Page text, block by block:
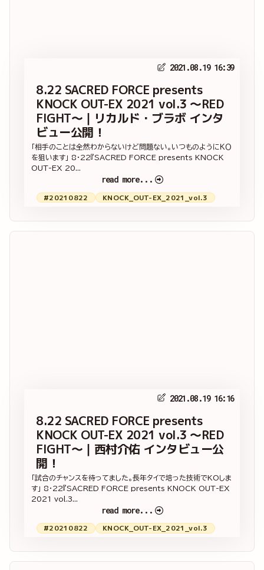
2021.08.19 16:39
8.22 SACRED FORCE presents
KNOCK OUT-EX 2021 vol.3 ～RED
FIGHT～｜リカルド・ブラボ インタ
ビュー公開！
「相手のことは全然わからないけど問題ない。いつものようにＫＯ
を狙います」 8・22『SACRED FORCE presents KNOCK
OUT-EX 20...
read more...
#20210822 KNOCK_OUT-EX_2021_vol.3
2021.08.19 16:16
8.22 SACRED FORCE presents
KNOCK OUT-EX 2021 vol.3 ～RED
FIGHT～｜西村介佑 インタビュー公
開！
「試合のチャンスを待ってました。長年タイで培った技術でKOしま
す」 8・22『SACRED FORCE presents KNOCK OUT-EX
2021 vol.3...
read more...
#20210822 KNOCK_OUT-EX_2021_vol.3